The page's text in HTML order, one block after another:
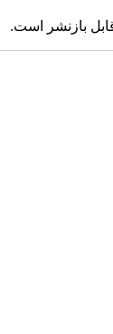
بازنشر است.